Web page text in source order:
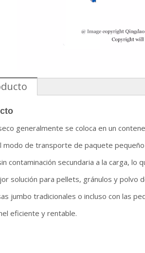
generalmente se coloca en un
modo de transporte de paquete
contaminación secundaria a la carga,
solución para pellets, gránulos y polvo
jumbo tradicionales o incluso con las
eficiente y rentable.